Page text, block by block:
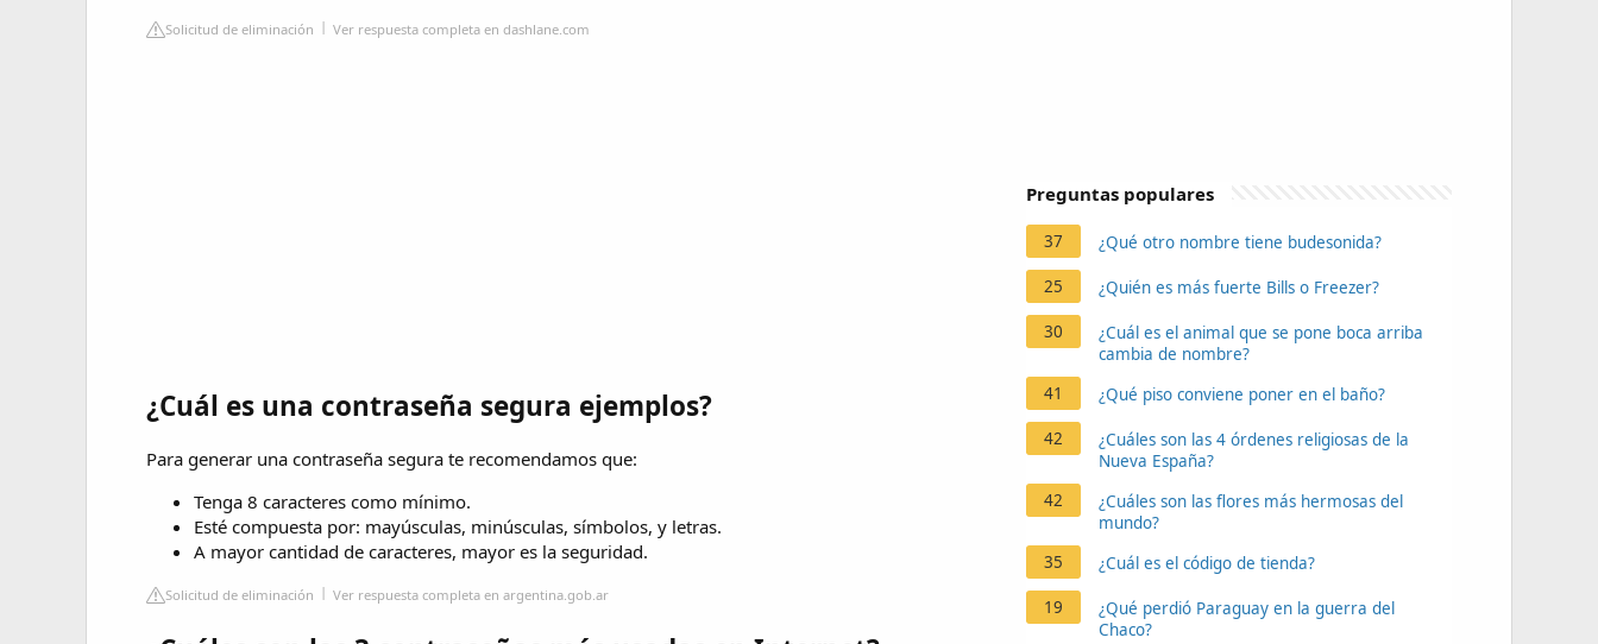
Solicitud de eliminación Ver respuesta completa en dashlane.com
¿Cuál es una contraseña segura ejemplos?
Para generar una contraseña segura te recomendamos que:
Tenga 8 caracteres como mínimo.
Esté compuesta por: mayúsculas, minúsculas, símbolos, y letras.
A mayor cantidad de caracteres, mayor es la seguridad.
Solicitud de eliminación Ver respuesta completa en argentina.gob.ar
Preguntas populares
37 ¿Qué otro nombre tiene budesonida?
25 ¿Quién es más fuerte Bills o Freezer?
30
¿Cuál es el animal que se pone boca arriba
cambia de nombre?
41
¿Qué piso conviene poner en el baño?
42
¿Cuáles son las 4 órdenes religiosas de la
Nueva España?
42
¿Cuáles son las flores más hermosas del
mundo?
35
¿Cuál es el código de tienda?
19
¿Qué perdió Paraguay en la guerra del
Chaco?